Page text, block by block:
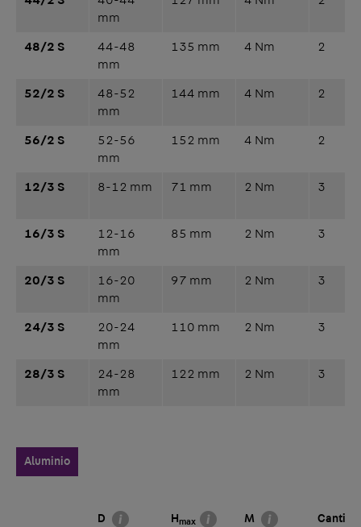
mm
48/2 S
44-48
mm
135 mm 4 Nm 2
52/2 S
48-52
mm
144 mm 4 Nm 2
56/2 S
52-56
mm
152 mm 4 Nm 2
12/3 S 8-12 mm 71 mm 2 Nm 3
16/3 S
12-16
mm
85 mm 2 Nm 3
20/3 S
16-20
mm
97 mm 2 Nm 3
24/3 S
20-24
mm
110 mm 2 Nm 3
28/3 S
24-28
mm
122 mm 2 Nm 3
Aluminio
D H max M